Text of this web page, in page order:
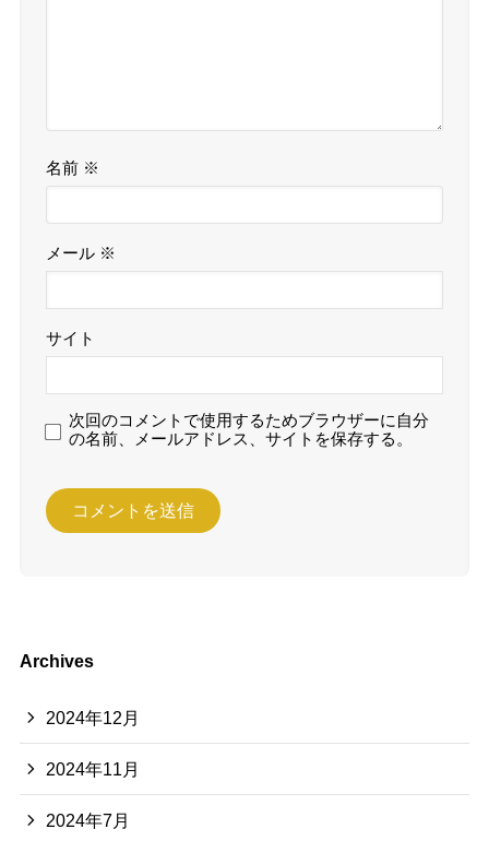
名前 ※
メール ※
サイト
次回のコメントで使用するためブラウザーに自分
の名前、メールアドレス、サイトを保存する。
Archives
2024年12月
2024年11月
2024年7月